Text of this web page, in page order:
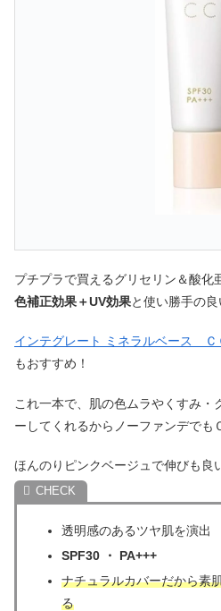
プチプラで買えるグリセリン＆酸化
色補正効果＋UV効果と使い勝手の良
インテグレート ミネラルベース Ｃ
もおすすめ！
これ一本で、肌の色ムラやくすみ・
ーしてくれるからノーファンデでも
ほんのりピンクベージュで伸びも良
透明感のあるツヤ肌を演出
SPF30 ・ PA+++
ナチュラルカバーだから素
る